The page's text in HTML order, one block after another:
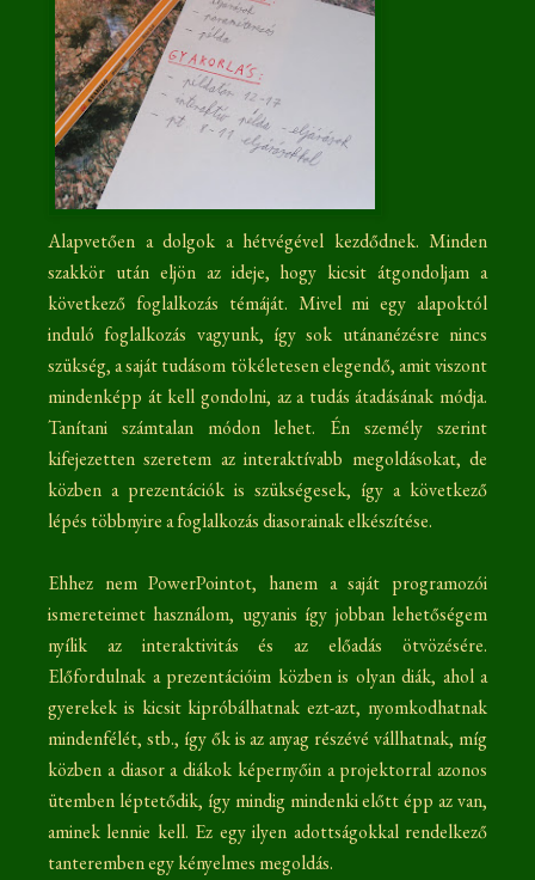
Alapvetően a dolgok a hétvégével kezdődnek. Minden
szakkör után eljön az ideje, hogy kicsit átgondoljam a
következő foglalkozás témáját. Mivel mi egy alapoktól
induló foglalkozás vagyunk, így sok utánanézésre nincs
szükség, a saját tudásom tökéletesen elegendő, amit viszont
mindenképp át kell gondolni, az a tudás átadásának módja.
Tanítani számtalan módon lehet. Én személy szerint
kifejezetten szeretem az interaktívabb megoldásokat, de
közben a prezentációk is szükségesek, így a következő
lépés többnyire a foglalkozás diasorainak elkészítése.
Ehhez nem PowerPointot, hanem a saját programozói
ismereteimet használom, ugyanis így jobban lehetőségem
nyílik az interaktivitás és az előadás ötvözésére.
Előfordulnak a prezentációim közben is olyan diák, ahol a
gyerekek is kicsit kipróbálhatnak ezt-azt, nyomkodhatnak
mindenfélét, stb., így ők is az anyag részévé vállhatnak, míg
közben a diasor a diákok képernyőin a projektorral azonos
ütemben léptetődik, így mindig mindenki előtt épp az van,
aminek lennie kell. Ez egy ilyen adottságokkal rendelkező
tanteremben egy kényelmes megoldás.